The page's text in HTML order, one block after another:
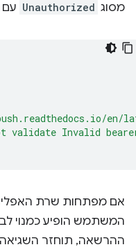
מסוג Unauthorized עם
en/
validate Invalid
אם מפתחות שרת
המשתמש הופיע כמנוי
ההרשאה, תוחזר השגיאה